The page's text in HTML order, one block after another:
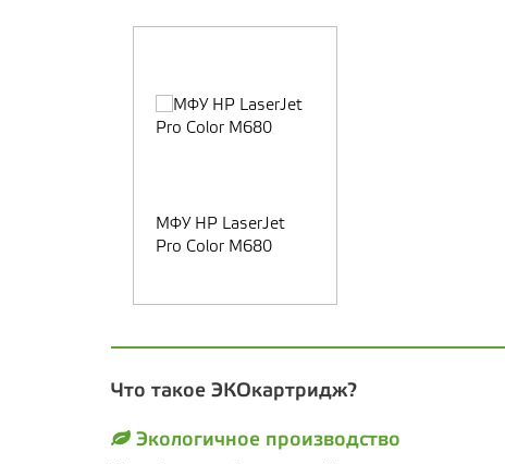
МФУ HP LaserJet
Pro Color M680
Что такое ЭКОкартридж?
Экологичное производство